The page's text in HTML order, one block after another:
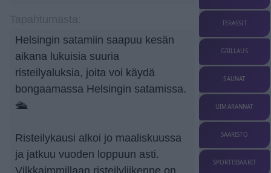
la
23.1.2027 klo 07:00
Helsingin satamiin saapuu kesän
aikana lukuisia suuria
risteilyaluksia, joita voi käydä
bongaamassa Helsingin satamissa.
🛳️
Risteilykausi alkoi jo maaliskuussa
ja jatkuu vuoden loppuun asti.
Vilkkaimmillaan risteilyliikenne on
TERASSIT
GRILLAUS
SAUNAT
UIMARANNAT
SAARISTO
SPORTTIBAARIT